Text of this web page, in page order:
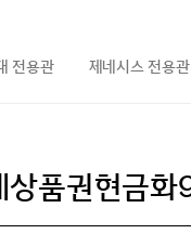
전용관 제네시스 전용관